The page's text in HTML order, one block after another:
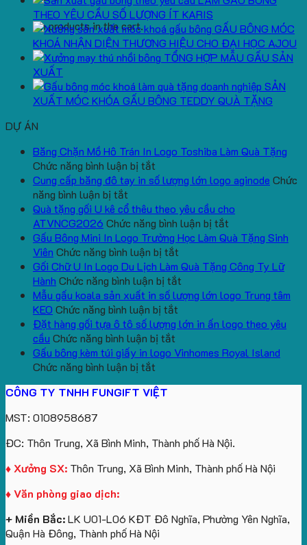
No products in the cart.
THEO YÊU CẦU SỐ LƯỢNG ÍT KARIS
GẤU BÔNG MÓC
KHOÁ NHẬN DIỆN THƯƠNG HIỆU CHO ĐẠI HỌC AJOU
TỔNG HỢP MẪU GẤU SẢN
XUẤT
SẢN
XUẤT MÓC KHÓA GẤU BÔNG TEDDY QUÀ TẶNG
DỰ ÁN
Băng Chặn Mồ Hô Trán In Logo Toshiba Làm Quà Tặng
Chức năng bình luận bị tắt
Băng
Mồ
Hô
Trán
In
Logo
Toshiba
Làm
Quà
Tặng
Cung cấp băng đô tay in số lượng lớn logo aginode Chức
năng bình luận bị tắt
Cung
cấp
băng
đô
tay
in
số
lượng
lớn
logo
aginode
Quà tặng gối U kê cổ thêu theo yêu cầu cho
ATVNCG2026 Chức năng bình luận bị tắt
Quà
gối
kê
thêu
yêu
Gấu Bông Mini In Logo Trường Học Làm Quà Tặng Sinh
Viên Chức năng bình luận bị tắt
Gấu
Bông
Mini
Logo
Học
Gối Chữ U In Logo Du Lịch Làm Quà Tặng Công Ty Lữ
Hành Chức năng bình luận bị tắt
Gối
U
Logo
Công
Ty
Lữ
Mẫu gấu koala sản xuất in số lượng lớn logo Trung tâm
KEO Chức năng bình luận bị tắt
Mẫu
koala
lớn
logo
Trung
Đặt hàng gối tựa ô tô số lượng lớn in ấn logo theo yêu
cầu Chức năng bình luận bị tắt
Đặt
số
lượng
lớn
theo
Gấu bông kèm túi giấy in logo Vinhomes Royal Island
Chức năng bình luận bị tắt
bông
giấy
in
logo
CÔNG TY TNHH FUNGIFT VIỆT
MST: 0108958687
ĐC: Thôn Trung, Xã Bình Minh, Thành phố Hà Nội.
♦ Xưởng SX: Thôn Trung, Xã Bình Minh, Thành phố Hà Nội
♦ Văn phòng giao dịch:
+ Miền Bắc:LK U01-L06 KĐT Đô Nghĩa, Phường Yên Nghĩa,
Quận Hà Đông, Thành phố Hà Nội